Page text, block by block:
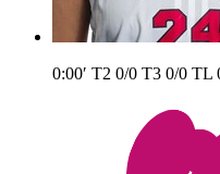
0:00′ T2 0/0 T3 0/0 TL